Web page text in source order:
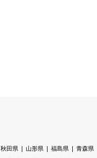
秋田県 山形県 福島県
青森県